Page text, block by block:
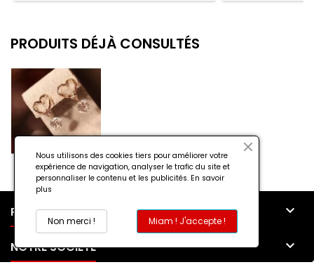
PRODUITS DÉJÀ CONSULTÉS
PRODUITS 
NOTRE SOCIÉTÉ 
Nous utilisons des cookies tiers pour améliorer votre
expérience de navigation, analyser le trafic du site et
personnaliser le contenu et les publicités. En savoir
plus
Miam ! J'accepte !
Non merci !